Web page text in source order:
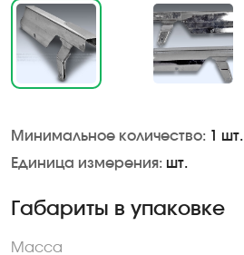
Минимальное количество: 1 шт.
Единица измерения: шт.
Габариты в упаковке
Масса